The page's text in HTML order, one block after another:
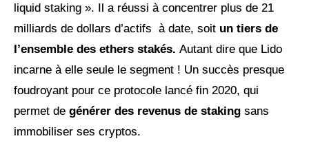
liquid staking ». Il a réussi à concentrer plus de 21
milliards de dollars d’actifs à date, soit un tiers de
l’ensemble des ethers stakés. Autant dire que Lido
incarne à elle seule le segment ! Un succès presque
foudroyant pour ce protocole lancé fin 2020, qui
permet de générer des revenus de staking sans
immobiliser ses cryptos.